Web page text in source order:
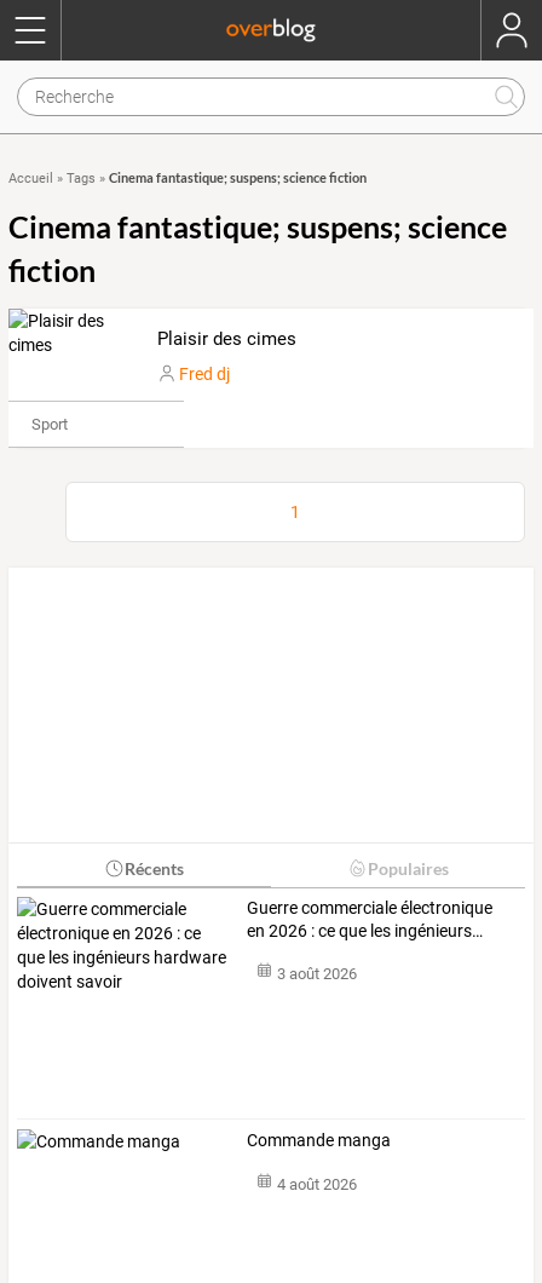
Accueil » Tags » Cinema fantastique; suspens; science fiction
Cinema fantastique; suspens; science
fiction
Plaisir des cimes
Fred dj
Sport
1
Récents Populaires
Guerrecommercialeélectronique
en 2026 :ceque les ingénieurs…
3 août 2026
Commande manga
4 août 2026